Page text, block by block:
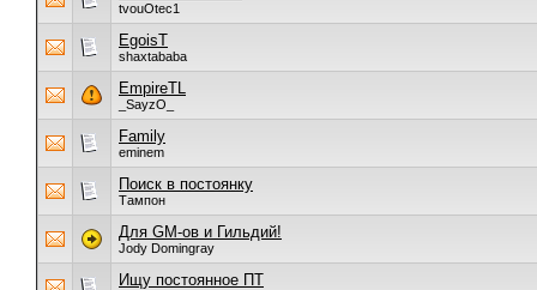
tvouOtec1
EgoisT
shaxtababa
EmpireTL
_SayzO_
Family
eminem
Поиск в постоянку
Тампон
Для GM-ов и Гильдий!
Jody Domingray
Ищу постоянное ПТ